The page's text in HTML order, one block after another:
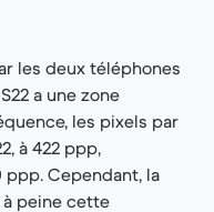
les deux téléphones
a une zone
les pixels par
à 422 ppp,
ppp. Cependant, la
peine cette